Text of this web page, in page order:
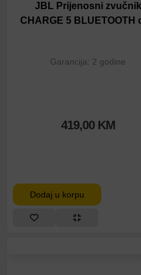
JBL Prijenosni zvučnik
CHARGE 5 BLUETOOTH
Garancija: 2 godine
419,00 KM
Dodaj u korpu